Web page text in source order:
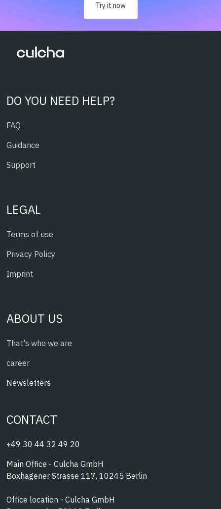
Try it now
DO YOU NEED HELP?
FAQ
Guidance
Support
LEGAL
Terms of use
Privacy Policy
Imprint
ABOUT US
That's who we are
career
Newsletters
CONTACT
+49 30 44 32 49 20
Main Office - Culcha GmbH
Boxhagener Strasse 117, 10245 Berlin
Office location - Culcha GmbH